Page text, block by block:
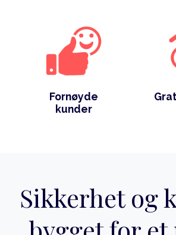
Fornøyde
kunder
Sikkerhet og